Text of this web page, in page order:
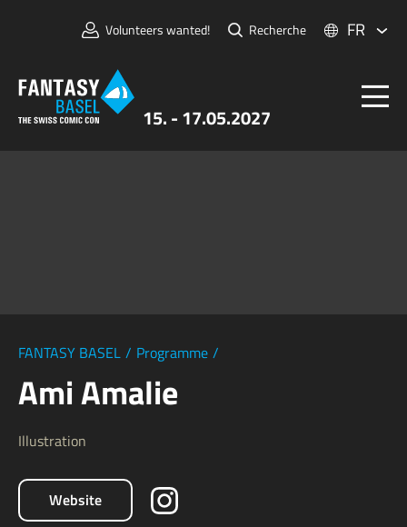
15. - 17.05.2027
Volunteers wanted! Recherche FR
FANTASY BASEL / Programme /
Ami Amalie
Illustration
Website